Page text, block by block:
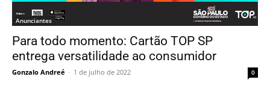
Anunciantes
Para todo momento: Cartão TOP SP
entrega versatilidade ao consumidor
Gonzalo Andreé - 1 de julho de 2022 0